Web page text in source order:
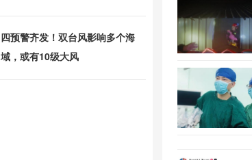
四预警齐发！双台风影响多个海
域，或有10级大风